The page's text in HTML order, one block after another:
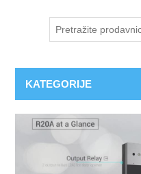
KATEGORIJE